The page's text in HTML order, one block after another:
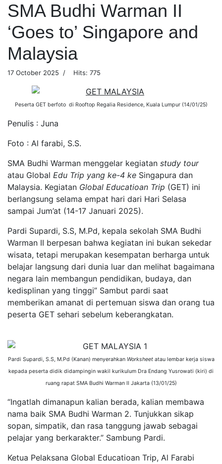
SMA Budhi Warman II
‘Goes to’ Singapore and
Malaysia
17 October 2025 Hits: 775
Peserta GET berfoto di Rooftop Regalia Residence, Kuala Lumpur (14/01/25)
Penulis : Juna
Foto : Al farabi, S.S.
SMA Budhi Warman menggelar kegiatan study tour
atau Global Edu Trip yang ke-4 ke Singapura dan
Malaysia. Kegiatan Global Educatioan Trip (GET) ini
berlangsung selama empat hari dari Hari Selasa
sampai Jum’at (14-17 Januari 2025).
Pardi Supardi, S.S, M.Pd, kepala sekolah SMA Budhi
Warman II berpesan bahwa kegiatan ini bukan sekedar
wisata, tetapi merupakan kesempatan berharga untuk
belajar langsung dari dunia luar dan melihat bagaimana
negara lain membangun pendidikan, budaya, dan
kedisplinan yang tinggi” Sambut pardi saat
memberikan amanat di pertemuan siswa dan orang tua
peserta GET sehari sebelum keberangkatan.
Pardi Supardi, S.S, M.Pd (Kanan) menyerahkan Worksheetatau lembar kerja siswa
kepada peserta didik didampingin wakil kurikulum Dra Endang Yusrowati (kiri) di
ruang rapat SMA Budhi Warman II Jakarta (13/01/25)
“Ingatlah dimanapun kalian berada, kalian membawa
nama baik SMA Budhi Warman 2. Tunjukkan sikap
sopan, simpatik, dan rasa tanggung jawab sebagai
pelajar yang berkarakter.” Sambung Pardi.
Ketua Pelaksana Global Educatioan Trip, Al Farabi